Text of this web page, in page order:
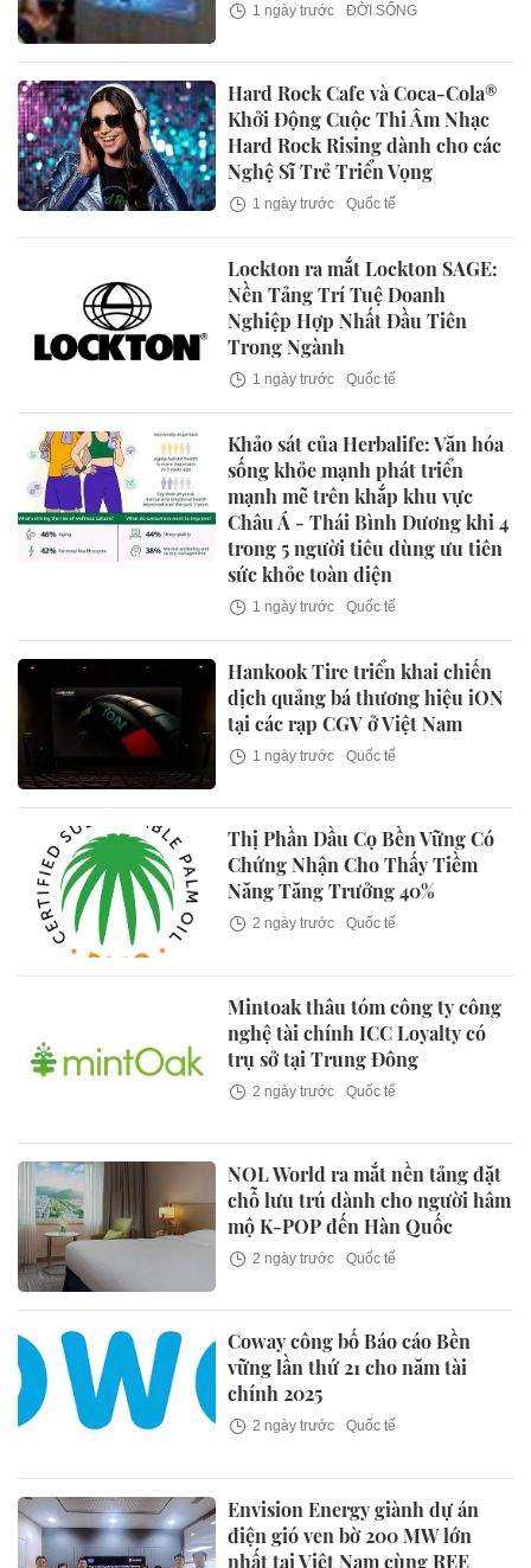
1 ngày trước ĐỜI SỐNG
Hard Rock Cafe và Coca-Cola®
Khởi Động Cuộc Thi Âm Nhạc
Hard Rock Rising dành cho các
Nghệ Sĩ Trẻ Triển Vọng
1 ngày trước Quốc tế
Lockton ra mắt Lockton SAGE:
Nền Tảng Trí Tuệ Doanh
Nghiệp Hợp Nhất Đầu Tiên
Trong Ngành
1 ngày trước Quốc tế
Khảo sát của Herbalife: Văn hóa
sống khỏe mạnh phát triển
mạnh mẽ trên khắp khu vực
Châu Á - Thái Bình Dương khi 4
trong 5 người tiêu dùng ưu tiên
sức khỏe toàn diện
1 ngày trước Quốc tế
Hankook Tire triển khai chiến
dịch quảng bá thương hiệu iON
tại các rạp CGV ở Việt Nam
1 ngày trước Quốc tế
Thị Phần Dầu Cọ Bền Vững Có
Chứng Nhận Cho Thấy Tiềm
Năng Tăng Trưởng 40%
2 ngày trước Quốc tế
Mintoak thâu tóm công ty công
nghệ tài chính ICC Loyalty có
trụ sở tại Trung Đông
2 ngày trước Quốc tế
NOL World ra mắt nền tảng đặt
chỗ lưu trú dành cho người hâm
mộ K-POP đến Hàn Quốc
2 ngày trước Quốc tế
Coway công bố Báo cáo Bền
vững lần thứ 21 cho năm tài
chính 2025
2 ngày trước Quốc tế
Envision Energy giành dự án
điện gió ven bờ 200 MW lớn
nhất tại Việt Nam cùng REE